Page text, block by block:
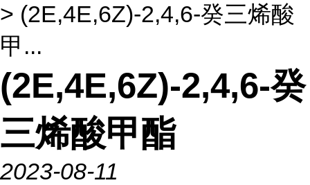
> (2E,4E,6Z)-2,4,6-癸三烯酸
甲...
(2E,4E,6Z)-2,4,6-癸
三烯酸甲酯
2023-08-11